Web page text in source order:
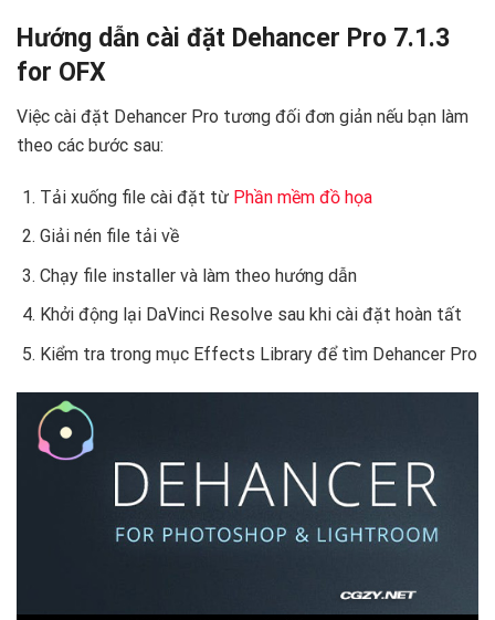
Hướng dẫn cài đặt Dehancer Pro 7.1.3
for OFX ️
Việc cài đặt Dehancer Pro tương đối đơn giản nếu bạn làm
theo các bước sau:
Tải xuống file cài đặt từ Phần mềm đồ họa
Giải nén file tải về
Chạy file installer và làm theo hướng dẫn
Khởi động lại DaVinci Resolve sau khi cài đặt hoàn tất
Kiểm tra trong mục Effects Library để tìm Dehancer Pro